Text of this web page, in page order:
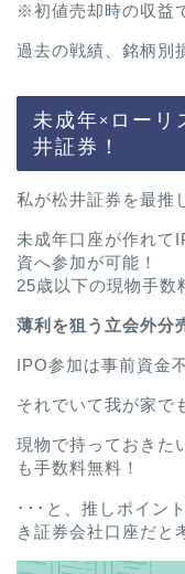
※初値売却時の収益
過去の戦績、銘柄別
未成年×ローリ
井証券！
私が松井証券を最推
未成年口座が作れて
資へ参加が可能！
25歳以下の現物手数
薄利を狙う立会外分
IPO参加は事前資金
それでいて我が家で
現物で持っておきた
も手数料無料！
･･･と、推しポイン
き証券会社口座だと